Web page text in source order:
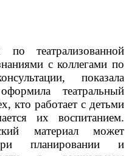
театрализованной
с коллегами по
показала
театральный
кто работает с детьми
их воспитанием.
материал может
планировании и